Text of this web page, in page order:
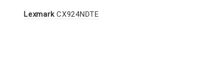
LexmarkCX924NDTE